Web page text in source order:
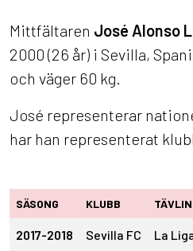
Mittfältaren José Alonso
2000 (26 år) i Sevilla,
och väger 60 kg.
José representerar
har han representerat
SÄSONG KLUBB
2017-2018 Sevilla FC La